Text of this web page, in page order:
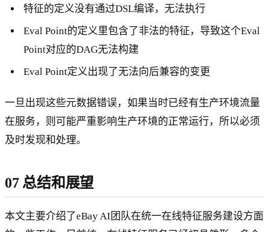
特征的定义没有通过DSL编译，无法执行
Eval Point的定义里包含了非法的特征，导致这个Eval
Point对应的DAG无法构建
Eval Point定义出现了无法向后兼容的变更
一旦出现这些元数据错误，如果当时已经有生产环境流量
在服务，则可能严重影响生产环境的正常运行，所以必须
及时发现和处理。
07 总结和展望
本文主要介绍了eBay AI团队在统一在线特征服务建设方面